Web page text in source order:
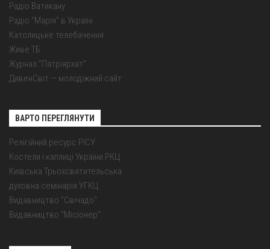
Радіо Ватикану
Радіо "Марія" в Україні
Католицьке телебачення
Живе ТБ
Журнал "Патріярхат"
ДивенСвіт — молодіжний сайт
ВАРТО ПЕРЕГЛЯНУТИ
Релігійний ресурс РІСУ
Костели і каплиці України РКЦ
Київська Трьохсвятительська
духовна семінарія УГКЦ
Видавництво "Свічадо"
Видавництво "Місіонер"